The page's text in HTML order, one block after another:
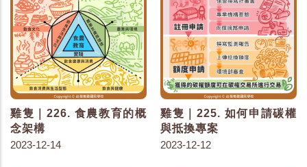
雞隻｜226. 食農教育的概
念架構
2023-12-14
雞隻｜225. 如何申請碳權
與抵換專案
2023-12-12